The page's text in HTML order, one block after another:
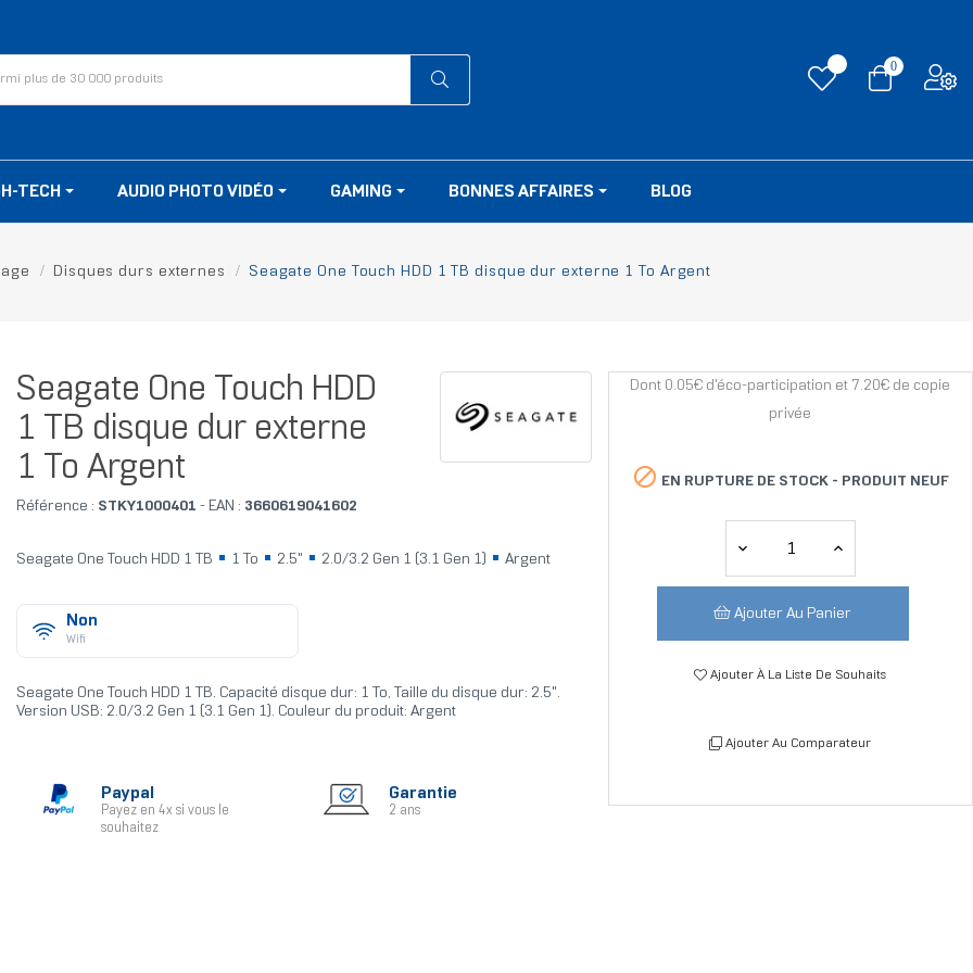
0
TECH AUDIO PHOTO VIDÉO GAMING BONNES AFFAIRES BLOG
Disques durs externes Seagate One Touch HDD 1 TB disque dur externe 1 To Argent
Seagate One Touch HDD
1 TB disque dur externe
1 To Argent
Référence : STKY1000401 - EAN : 3660619041602
Seagate One Touch HDD 1 TB 1 To 2.5" 2.0/3.2 Gen 1 (3.1 Gen 1) Argent
Non
Wifi
Seagate One Touch HDD 1 TB. Capacité disque dur: 1 To, Taille du disque dur: 2.5".
Version USB: 2.0/3.2 Gen 1 (3.1 Gen 1). Couleur du produit: Argent
Paypal
Payez en 4x si vous le
souhaitez
Garantie
2 ans
Dont 0.05€ d'éco-participation et 7.20€ de copie
privée
 EN RUPTURE DE STOCK - PRODUIT NEUF
Ajouter Au Panier
Ajouter À La Liste De Souhaits
Ajouter Au Comparateur